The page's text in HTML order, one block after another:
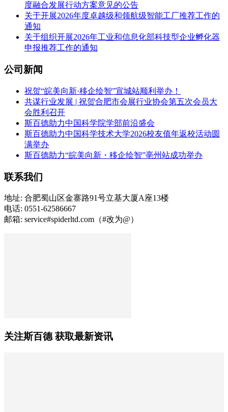
度融合发展行动方案意见的公告
关于开展2026年度卓越级和领航级智能工厂推荐工作的
通知
关于组织开展2026年工业和信息化部科技型企业孵化器
申报推荐工作的通知
公司新闻
祝贺“皖美向新·移企绘智”宣城站顺利举办！
共谋行业发展 | 祝贺合肥市会展行业协会第五次会员大
会胜利召开
斯百德助力中国科学院学部前沿盛会
斯百德助力中国科学技术大学2026校友值年返校活动圆
满举办
斯百德助力“皖美向新・移企绘智”亳州站成功举办
联系我们
地址: 合肥蜀山区金寨路91号立基大厦A座13楼
电话: 0551-62586667
邮箱: service#spiderltd.com（#改为@）
关注斯百德 获取最新资讯